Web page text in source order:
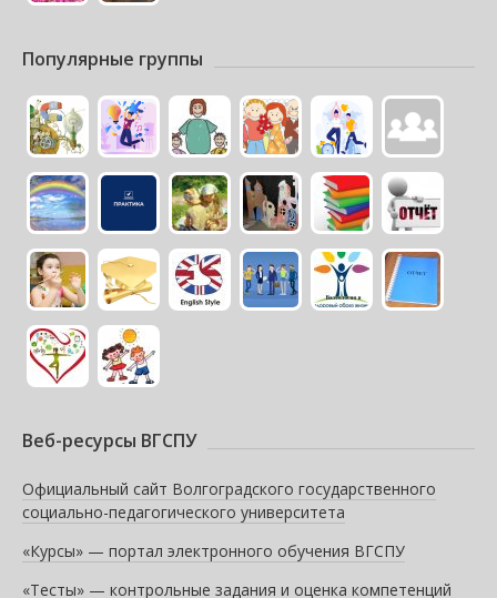
Популярные группы
Веб-ресурсы ВГСПУ
Официальный сайт Волгоградского государственного
социально-педагогического университета
«Курсы» — портал электронного обучения ВГСПУ
«Тесты» — контрольные задания и оценка компетенций